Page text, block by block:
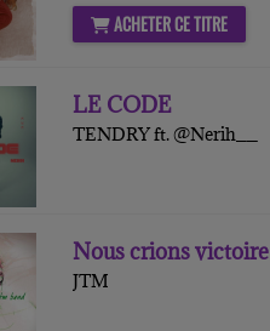
ACHETER CE TITRE
LE CODE
TENDRY ft. @Nerih__
Nous crions victoire
JTM